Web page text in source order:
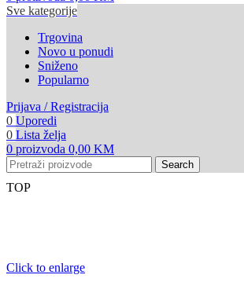
Sve kategorije
Trgovina
Novo u ponudi
Sniženo
Popularno
Prijava / Registracija
0 Uporedi
0 Lista želja
0 proizvoda 0,00 KM
Search
TOP
Click to enlarge